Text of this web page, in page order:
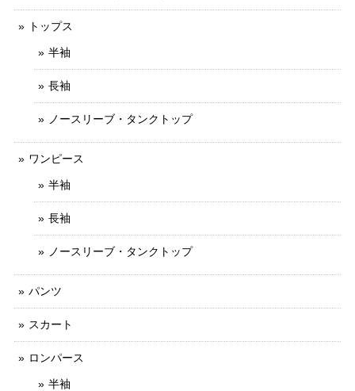
トップス
半袖
長袖
ノースリーブ・タンクトップ
ワンピース
半袖
長袖
ノースリーブ・タンクトップ
パンツ
スカート
ロンパース
半袖